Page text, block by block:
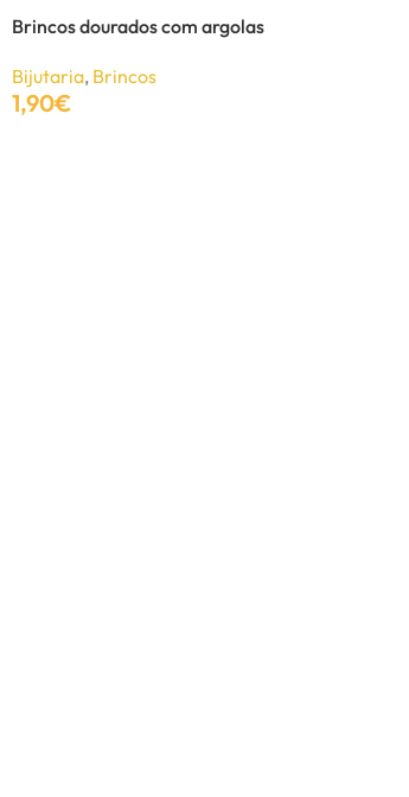
10,60€6,40€
Adicionar
Brincos dourados com argolas
Bijutaria, Brincos
1,90€